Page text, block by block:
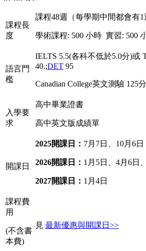
課程長
度
課程48週（每學期中間都會有1
學術課程: 500 小時 實習: 500
語言門
檻
IELTS 5.5(各科不低於5.0分)或
40.;DET 95
Canadian College英文測驗 125分
入學要
求
高中畢業證書
高中英文版成績單
開課日
2025開課日： 7月7日、10月6日
2026開課日： 1月5日、4月6日
2027開課日： 1月4日
課程費
用
(不含書
本費)
見 最新優惠與開課日>>